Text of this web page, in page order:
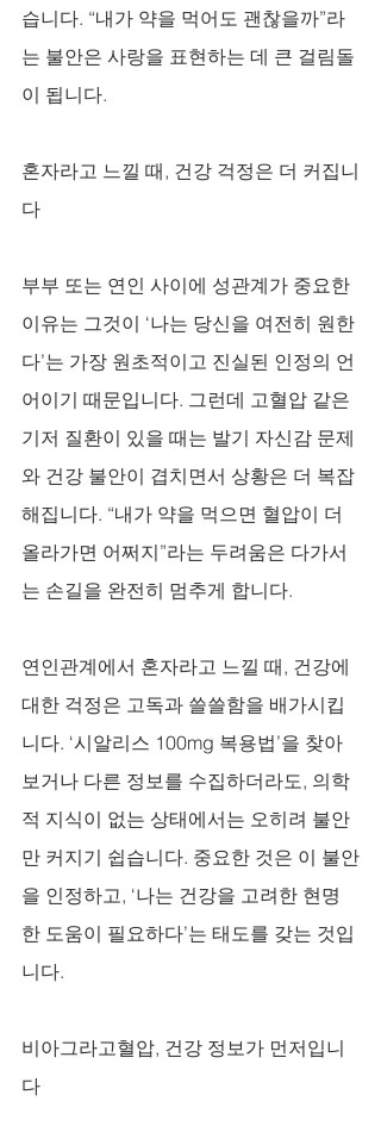
습니다. “내가 약을 먹어도 괜찮을까”라
는 불안은 사랑을 표현하는 데 큰 걸림돌
이 됩니다.
혼자라고 느낄 때, 건강 걱정은 더 커집니
다
부부 또는 연인 사이에 성관계가 중요한
이유는 그것이 ‘나는 당신을 여전히 원한
다’는 가장 원초적이고 진실된 인정의 언
어이기 때문입니다. 그런데 고혈압 같은
기저 질환이 있을 때는 발기 자신감 문제
와 건강 불안이 겹치면서 상황은 더 복잡
해집니다. “내가 약을 먹으면 혈압이 더
올라가면 어쩌지”라는 두려움은 다가서
는 손길을 완전히 멈추게 합니다.
연인관계에서 혼자라고 느낄 때, 건강에
대한 걱정은 고독과 쓸쓸함을 배가시킵
니다. ‘시알리스 100mg 복용법’을 찾아
보거나 다른 정보를 수집하더라도, 의학
적 지식이 없는 상태에서는 오히려 불안
만 커지기 쉽습니다. 중요한 것은 이 불안
을 인정하고, ‘나는 건강을 고려한 현명
한 도움이 필요하다’는 태도를 갖는 것입
니다.
비아그라고혈압, 건강 정보가 먼저입니
다